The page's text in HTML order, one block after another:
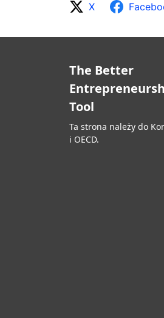
X
The Better
Tool
Ta strona należy do
i OECD.